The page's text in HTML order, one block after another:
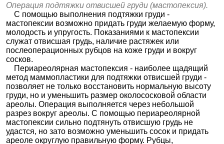
Операция подтяжки отвисшей груди (мастопексия).
С помощью выполнения подтяжки груди -
мастопексии возможно придать груди желаемую форму,
молодость и упругость. Показаниями к мастопексии
служат отвисшая грудь, наличие растяжек или
послеоперационных рубцов на коже груди и вокруг
сосков.
Периареолярная мастопексия - наиболее щадящий
метод маммопластики для подтяжки отвисшей груди -
позволяет не только восстановить нормальную высоту
груди, но и уменьшить размер околососковой области
ареолы. Операция выполняется через небольшой
разрез вокруг ареолы. С помощью периареолярной
мастопексии сильно подтянуть отвисшую грудь не
удастся, но зато возможно уменьшить сосок и придать
ареоле округлую правильную форму. Рубцы,